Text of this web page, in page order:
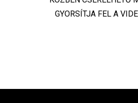
GYORSÍTJA FEL A